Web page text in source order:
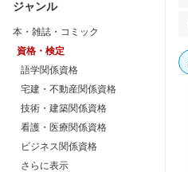
ジャンル
本・雑誌・コミック
資格・検定
語学関係資格
宅建・不動産関係資格
技術・建築関係資格
看護・医療関係資格
ビジネス関係資格
さらに表示